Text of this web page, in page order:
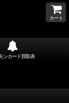
カート
ンカード買取表